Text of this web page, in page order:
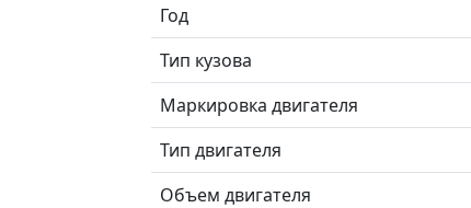
Год
Тип кузова
Маркировка двигателя
Тип двигателя
Объем двигателя